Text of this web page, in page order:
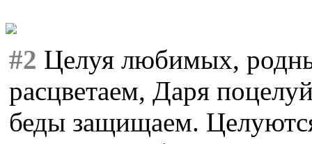
#2 Целуя любимых,
расцветаем, Даря
беды защищаем.